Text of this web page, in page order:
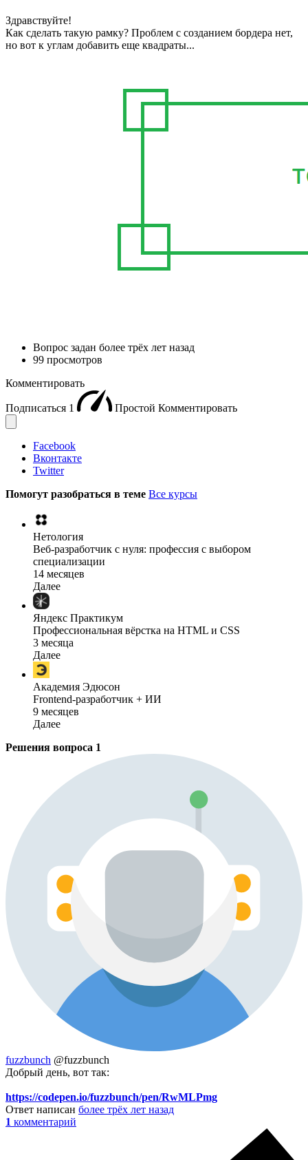
Здравствуйте!
Как сделать такую рамку? Проблем с созданием бордера нет,
но вот к углам добавить еще квадраты...
Вопрос задан более трёх лет назад
99 просмотров
Комментировать
Подписаться 1 Простой Комментировать
Facebook
Вконтакте
Twitter
Помогут разобраться в теме Все курсы
Нетология
Веб-разработчик с нуля: профессия с выбором
специализации
14 месяцев
Далее
Яндекс Практикум
Профессиональная вёрстка на HTML и CSS
3 месяца
Далее
Академия Эдюсон
Frontend-разработчик + ИИ
9 месяцев
Далее
Решения вопроса 1
fuzzbunch @fuzzbunch
Добрый день, вот так:
https://codepen.io/fuzzbunch/pen/RwMLPmg
Ответ написан более трёх лет назад
1 комментарий